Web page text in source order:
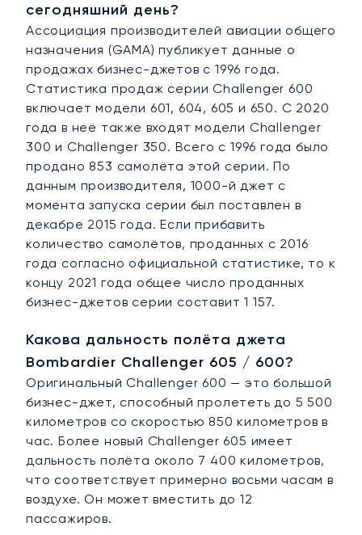
сегодняшний день?
Ассоциация производителей авиации общего
назначения (GAMA) публикует данные о
продажах бизнес-джетов с 1996 года.
Статистика продаж серии Challenger 600
включает модели 601, 604, 605 и 650. С 2020
года в неё также входят модели Challenger
300 и Challenger 350. Всего с 1996 года было
продано 853 самолёта этой серии. По
данным производителя, 1000-й джет с
момента запуска серии был поставлен в
декабре 2015 года. Если прибавить
количество самолётов, проданных с 2016
года согласно официальной статистике, то к
концу 2021 года общее число проданных
бизнес-джетов серии составит 1 157.
Какова дальность полёта джета
Bombardier Challenger 605 / 600?
Оригинальный Challenger 600 — это большой
бизнес-джет, способный пролететь до 5 500
километров со скоростью 850 километров в
час. Более новый Challenger 605 имеет
дальность полёта около 7 400 километров,
что соответствует примерно восьми часам в
воздухе. Он может вместить до 12
пассажиров.